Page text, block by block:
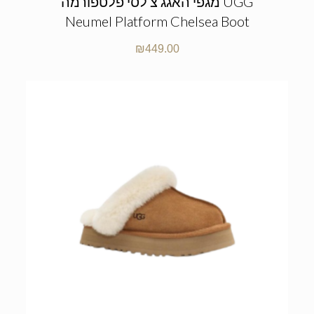
Neumel Platform Chelsea Boot
₪449.00